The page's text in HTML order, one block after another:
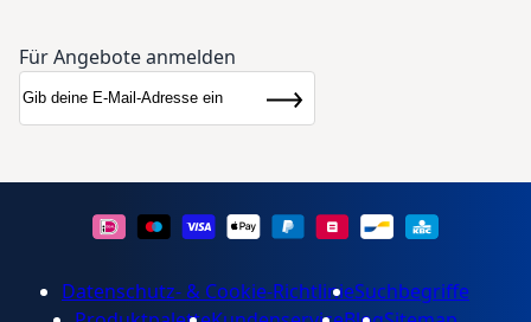
Für Angebote anmelden
Newsletter
Abonnieren
Datenschutz- & Cookie-RichtlinieSuchbegriffe